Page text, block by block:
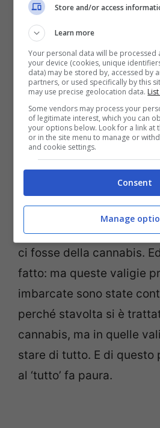
l’aria condizionata l’odore
invece al contrario è
un altro vacanziere.
puzzavamo tutti di
Una volta rientrati i
dirottati su un altro volo
sebbene con notevole
poi alla loro agognata
Ora la
un odore così forte si sia
verosimile pensare che
ci fosse della cannabis.
fatto: ma queste valigie
imbarcate sono state
perché stavolta si è
cannabis, ma in quelle
stare di tutto. E di questo
al ‘tutto’ fa paura.
Store and/or access
Learn more
Your personal data will be
your device (cookies, unique
data) may be stored by, accessed by
partners, or used specifically by this
may use precise geolocation data.
Some vendors may process your
of legitimate interest, which you can
your options below. Look for a link at
or in the site menu to manage or
and cookie settings.
Consent
Manage